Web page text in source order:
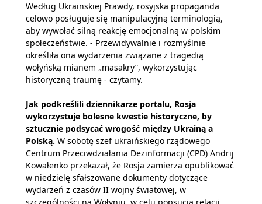
Według Ukrainskiej Prawdy, rosyjska propaganda
celowo posługuje się manipulacyjną terminologią,
aby wywołać silną reakcję emocjonalną w polskim
społeczeństwie. - Przewidywalnie i rozmyślnie
określiła ona wydarzenia związane z tragedią
wołyńską mianem „masakry”, wykorzystując
historyczną traumę - czytamy.
Jak podkreślili dziennikarze portalu, Rosja
wykorzystuje bolesne kwestie historyczne, by
sztucznie podsycać wrogość między Ukrainą a
Polską. W sobotę szef ukraińskiego rządowego
Centrum Przeciwdziałania Dezinformacji (CPD) Andrij
Kowałenko przekazał, że Rosja zamierza opublikować
w niedzielę sfałszowane dokumenty dotyczące
wydarzeń z czasów II wojny światowej, w